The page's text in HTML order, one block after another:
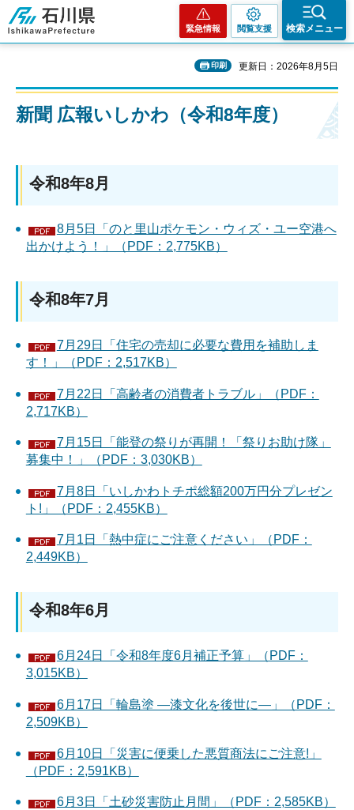
石川県
緊急情報 閲覧支援 検索メニュー
印刷 更新日：2026年8月5日
新聞 広報いしかわ（令和8年度）
令和8年8月
8月5日「のと里山ポケモン・ウィズ・ユー空港へ
出かけよう！」（PDF：2,775KB）
令和8年7月
7月29日「住宅の売却に必要な費用を補助しま
す！」（PDF：2,517KB）
7月22日「高齢者の消費者トラブル」（PDF：
2,717KB）
7月15日「能登の祭りが再開！「祭りお助け隊」
募集中！」（PDF：3,030KB）
7月8日「いしかわトチポ総額200万円分プレゼン
ト!」（PDF：2,455KB）
7月1日「熱中症にご注意ください」（PDF：
2,449KB）
令和8年6月
6月24日「令和8年度6月補正予算」（PDF：
3,015KB）
6月17日「輪島塗 ―漆文化を後世に―」（PDF：
2,509KB）
6月10日「災害に便乗した悪質商法にご注意!」
（PDF：2,591KB）
6月3日「土砂災害防止月間」（PDF：2,585KB）